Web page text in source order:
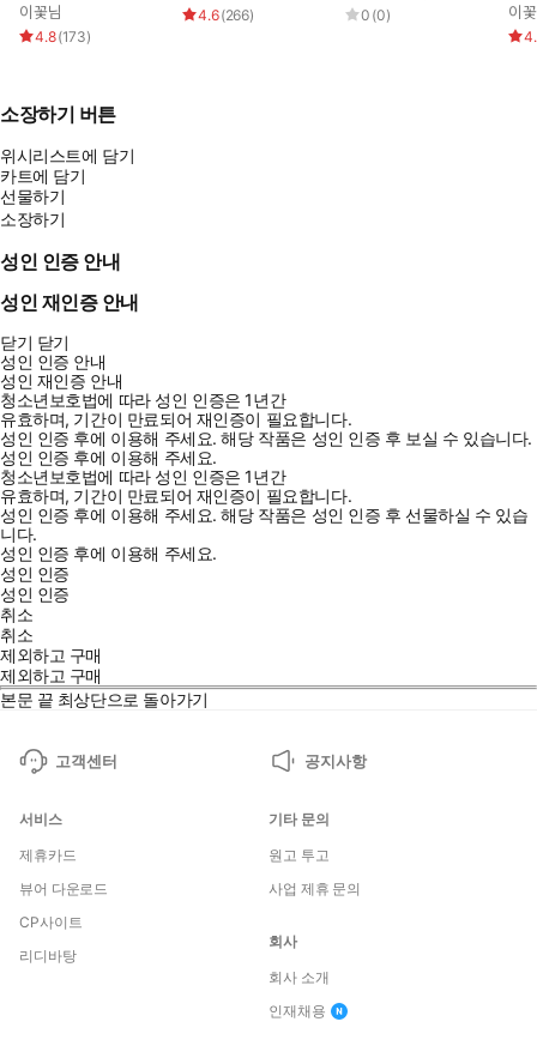
이꽃님
4.8(173)
4.6(266) 0 (0) 이
소장하기 버튼
위시리스트에 담기
카트에 담기
선물하기
소장하기
성인 인증 안내
성인 재인증 안내
닫기 닫기
성인 인증 안내
성인 재인증 안내
청소년보호법에 따라 성인 인증은 1년간
유효하며, 기간이 만료되어 재인증이 필요합니다.
성인 인증 후에 이용해 주세요.해당 작품은 성인 인증 후 보실 수 있습니다.
성인 인증 후에 이용해 주세요.
청소년보호법에 따라 성인 인증은 1년간
유효하며, 기간이 만료되어 재인증이 필요합니다.
성인 인증 후에 이용해 주세요.해당 작품은 성인 인증 후 선물하실 수 있습
니다.
성인 인증 후에 이용해 주세요.
성인 인증
성인 인증
취소
취소
제외하고 구매
제외하고 구매
본문 끝 최상단으로 돌아가기
고객센터 공지사항
서비스
제휴카드
뷰어 다운로드
CP사이트
리디바탕
기타 문의
원고 투고
사업 제휴 문의
회사
회사 소개
인재채용